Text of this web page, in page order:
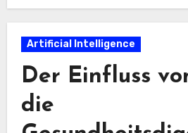
Artificial Intelligence
Der Einfluss
die